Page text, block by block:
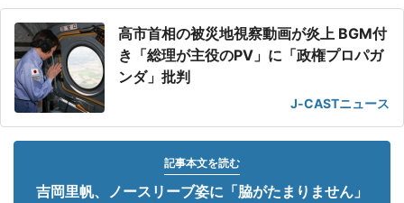
高市首相の被災地視察動画が炎上 BGM付
き「総理が主役のPV」に「政権プロパガ
ンダ」批判
J-CASTニュース
記事本文を読む
吉岡里帆、ノースリーブ姿に「脇がたまりません」